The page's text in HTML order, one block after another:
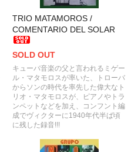
TRIO MATAMOROS /
COMENTARIO DEL SOLAR
SOLD OUT
キューバ音楽の父と言われるミゲー
ル・マタモロスが率いた、トローバ
からソンの時代を率先した偉大なト
リオ・マタモロスが、ピアノやトラ
ンペットなどを加え、コンフント編
成でヴィクターに1940年代半ば頃
に残した録音!!!